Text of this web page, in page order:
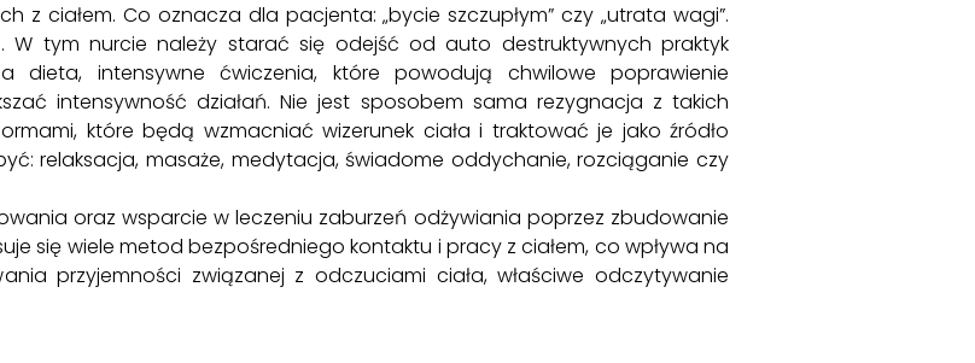
ciałem. Co oznacza dla pacjenta: „bycie szczupłym” czy „utrata wagi”.
W tym nurcie należy starać się odejść od auto destruktywnych praktyk
dieta, intensywne ćwiczenia, które powodują chwilowe poprawienie
intensywność działań. Nie jest sposobem sama rezygnacja z takich
które będą wzmacniać wizerunek ciała i traktować je jako źródło
relaksacja, masaże, medytacja, świadome oddychanie, rozciąganie czy
oraz wsparcie w leczeniu zaburzeń odżywiania poprzez zbudowanie
się wiele metod bezpośredniego kontaktu i pracy z ciałem, co wpływa na
przyjemności związanej z odczuciami ciała, właściwe odczytywanie